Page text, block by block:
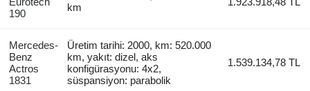
190
km
Mercedes-
Benz
Actros
1831
Üretim tarihi: 2000, km: 520.000
km, yakıt: dizel, aks
konfigürasyonu: 4x2,
süspansiyon: parabolik
1.539.134,78 TL